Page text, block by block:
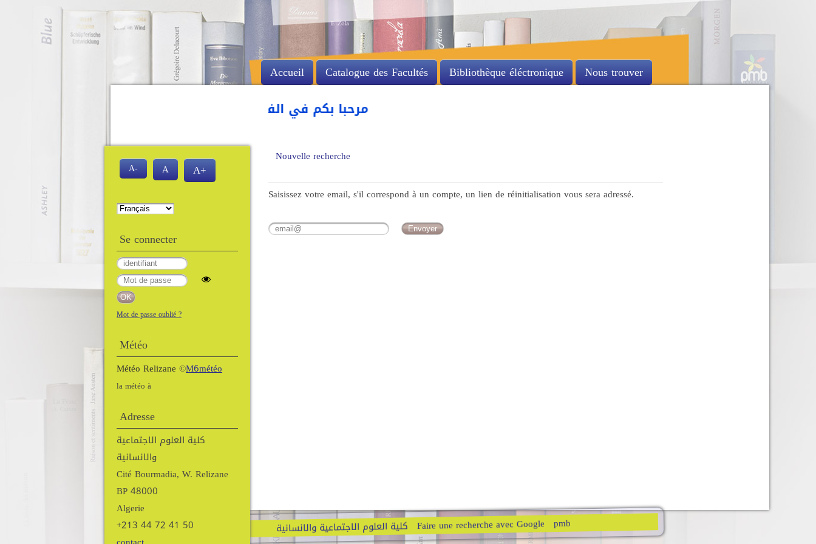
مرحبا بكم في الفهرس الآلي للمكتبة لكلية العلوم الاجتماعية
Nouvelle recherche
Saisissez votre email, s'il correspond à un compte, un lien de réinitialisation vous sera adressé.
كلية العلوم الاجتماعية والانسانية Faire une recherche avec Google pmb
Accueil Catalogue des Facultés Bibliothèque éléctronique Nous trouver
A- A A+
Se connecter
Mot de passe oublié ?
Météo
Météo Relizane ©M6météo
la météo à
Adresse
كلية العلوم الاجتماعية
والانسانية
Cité Bourmadia, W. Relizane
BP 48000
Algerie
+213 44 72 41 50